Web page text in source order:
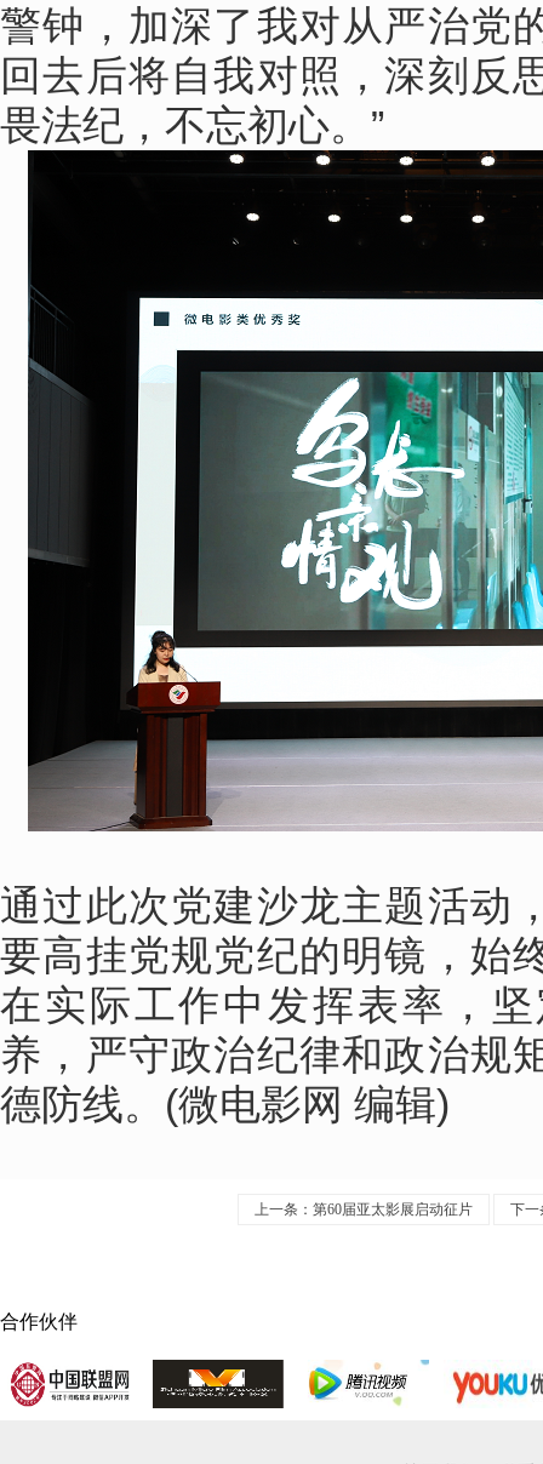
警钟，加深了我对从严治党
回去后将自我对照，深刻反
畏法纪，不忘初心。”
通过此次党建沙龙主题活动
要高挂党规党纪的明镜，始
在实际工作中发挥表率，
养，严守政治纪律和政治规
德防线。(微电影网 编辑)
上一条：第60届亚太影展启动征片 下一
合作伙伴